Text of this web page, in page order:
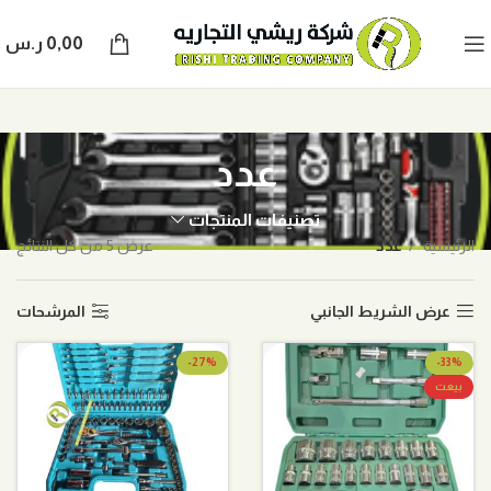
0,00 ر.س
عدد
تصنيفات المنتجات
الرئيسية عدد عرض ⁦5⁩ من كل النتائج
عرض الشريط الجانبي المرشحات
-33%
بيعت
-27%